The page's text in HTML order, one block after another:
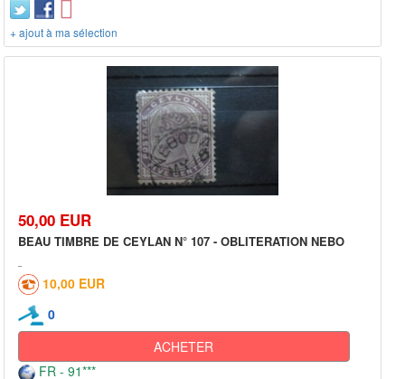
+ ajout à ma sélection
50,00 EUR
BEAU TIMBRE DE CEYLAN N° 107 - OBLITERATION NEBO
10,00 EUR
0
ACHETER
FR - 91***